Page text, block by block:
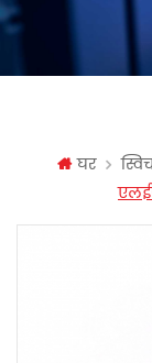
घर